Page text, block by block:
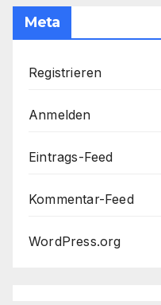
Meta
Registrieren
Anmelden
Eintrags-Feed
Kommentar-Feed
WordPress.org